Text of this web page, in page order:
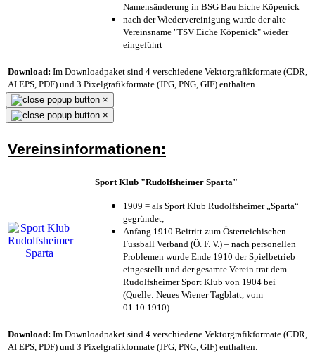
Namensänderung in BSG Bau Eiche Köpenick
nach der Wiedervereinigung wurde der alte
Vereinsname "TSV Eiche Köpenick" wieder
eingeführt
Download: Im Downloadpaket sind 4 verschiedene Vektorgrafikformate (CDR,
AI EPS, PDF) und 3 Pixelgrafikformate (JPG, PNG, GIF) enthalten.
×
×
Vereinsinformationen:
Sport Klub "Rudolfsheimer Sparta"
1909 = als Sport Klub Rudolfsheimer „Sparta“
gegründet;
Anfang 1910 Beitritt zum Österreichischen
Fussball Verband (Ö. F. V.) – nach personellen
Problemen wurde Ende 1910 der Spielbetrieb
eingestellt und der gesamte Verein trat dem
Rudolfsheimer Sport Klub von 1904 bei
(Quelle: Neues Wiener Tagblatt, vom
01.10.1910)
Download: Im Downloadpaket sind 4 verschiedene Vektorgrafikformate (CDR,
AI EPS, PDF) und 3 Pixelgrafikformate (JPG, PNG, GIF) enthalten.